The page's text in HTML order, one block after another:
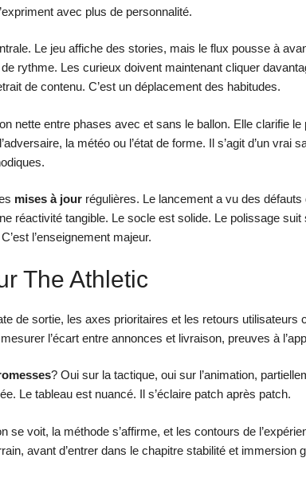
avec plus de personnalité.
Le jeu affiche des stories, mais le flux pousse à
rythme. Les curieux doivent maintenant cliquer
de contenu. C’est un déplacement des habitudes.
nette entre phases avec et sans le ballon. Elle clarifie le
la météo ou l’état de forme. Il s’agit d’un vrai
mises à jour régulières. Le lancement a vu des défauts
réactivité tangible. Le socle est solide. Le polissage suit
l’enseignement majeur.
The Athletic
de sortie, les axes prioritaires et les retours utilisateurs
l’écart entre annonces et livraison, preuves à
? Oui sur la tactique, oui sur l’animation,
Le tableau est nuancé. Il s’éclaire patch après patch.
se voit, la méthode s’affirme, et les contours de
avant d’entrer dans le chapitre stabilité et immersion